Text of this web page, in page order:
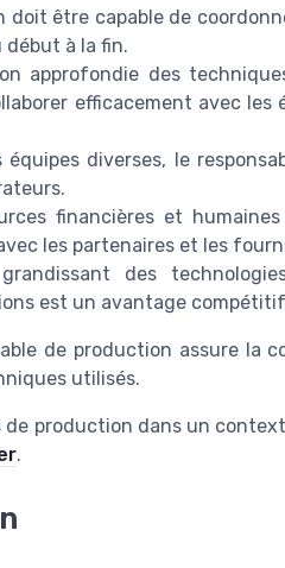
doit être capable de
début à la fin.
approfondie des
efficacement avec les
diverses, le
financières et
les partenaires et les
des
est un avantage
de production assure la
utilisés.
production dans un
.